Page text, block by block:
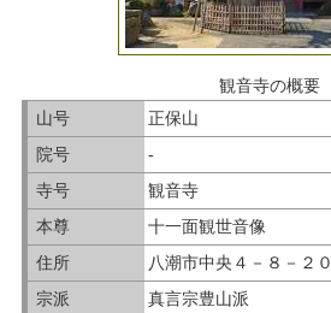
観音寺の概要
山号
正保山
院号
-
寺号
観音寺
本尊
十一面観世音像
住所
八潮市中央４－８－２０
宗派
真言宗豊山派